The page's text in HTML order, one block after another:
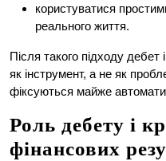
користуватися
реального життя.
Після такого підходу
як інструмент, а не як
фіксуються майже
Роль дебету і
фінансових